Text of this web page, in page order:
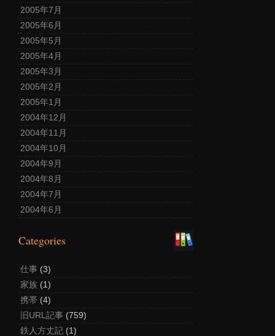
2005年7月
2005年6月
2005年5月
2005年4月
2005年3月
2005年2月
2005年1月
2004年12月
2004年11月
2004年10月
2004年9月
2004年8月
2004年7月
2004年6月
Categories
仕事 (3)
家族 (1)
携帯 (4)
旧URL記事 (759)
鉄人方丈記 (1)